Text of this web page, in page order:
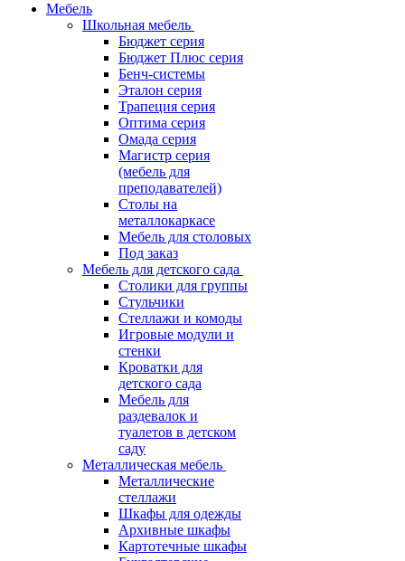
Мебель
Школьная мебель
Бюджет серия
Бюджет Плюс серия
Бенч-системы
Эталон серия
Трапеция серия
Оптима серия
Омада серия
Магистр серия
(мебель для
преподавателей)
Столы на
металлокаркасе
Мебель для столовых
Под заказ
Мебель для детского сада
Столики для группы
Стульчики
Стеллажи и комоды
Игровые модули и
стенки
Кроватки для
детского сада
Мебель для
раздевалок и
туалетов в детском
саду
Металлическая мебель
Металлические
стеллажи
Шкафы для одежды
Архивные шкафы
Картотечные шкафы